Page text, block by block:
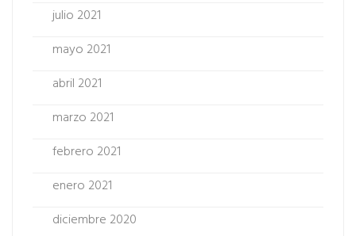
julio 2021
mayo 2021
abril 2021
marzo 2021
febrero 2021
enero 2021
diciembre 2020